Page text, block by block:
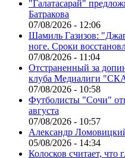
"Галатасарай"
Батракова
07/08/2026 - 12:06
Шамиль Газизов:
ноге. Сроки
07/08/2026 - 11:04
Отстраненный за
клуба Медиалиги
07/08/2026 - 10:58
Футболисты "Сочи"
августа
07/08/2026 - 10:57
Александр
05/08/2026 - 14:34
Колосков считает,